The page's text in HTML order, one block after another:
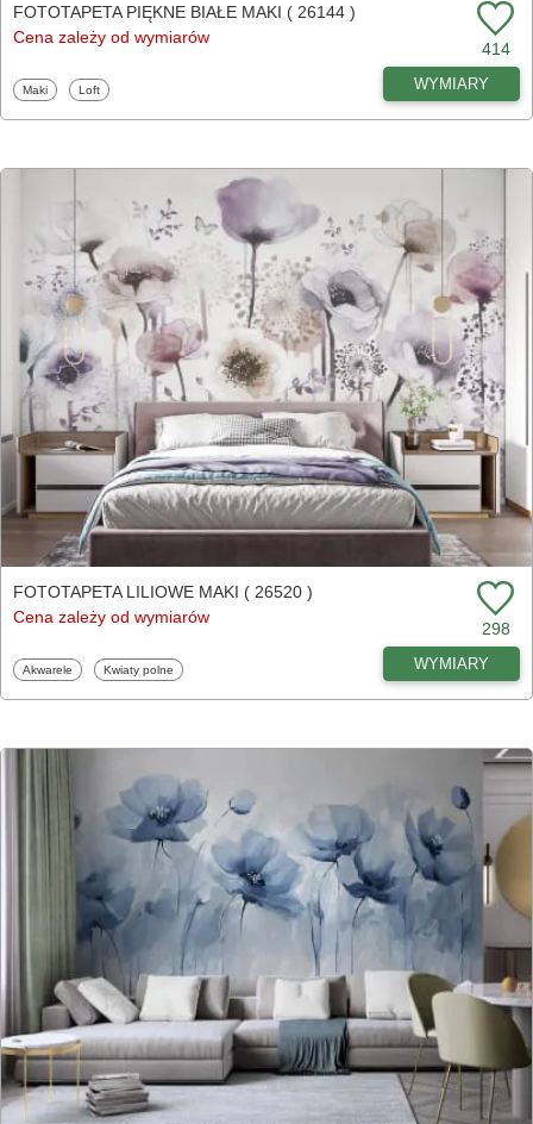
FOTOTAPETA PIĘKNE BIAŁE MAKI ( 26144 )
Cena zależy od wymiarów
414
Fototapety
Maki Fototapety
Loft WYMIARY
FOTOTAPETA LILIOWE MAKI ( 26520 )
Cena zależy od wymiarów
298
Fototapety
Akwarele Fototapety
Kwiaty polne WYMIARY